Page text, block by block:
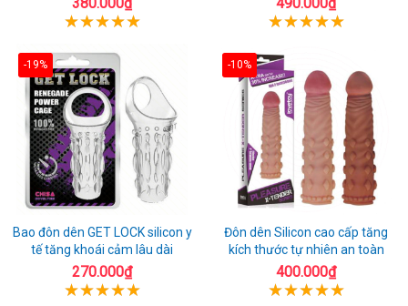
-19%
Bao đôn dên GET LOCK silicon y
tế tăng khoái cảm lâu dài
270.000₫
-10%
Đôn dên Silicon cao cấp tăng
kích thước tự nhiên an toàn
400.000₫